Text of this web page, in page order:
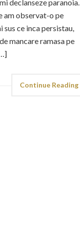
declanseze paranoia.
am observat-o pe
ce inca persistau,
mancare ramasa pe
Continue Reading